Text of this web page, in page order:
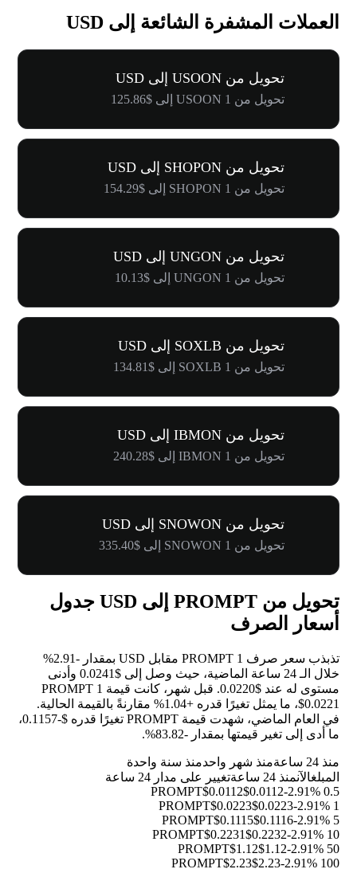
العملات المشفرة الشائعة إلى USD
تحويل من USOON إلى USD
تحويل من 1 USOON إلى $125.86
تحويل من SHOPON إلى USD
تحويل من 1 SHOPON إلى $154.29
تحويل من UNGON إلى USD
تحويل من 1 UNGON إلى $10.13
تحويل من SOXLB إلى USD
تحويل من 1 SOXLB إلى $134.81
تحويل من IBMON إلى USD
تحويل من 1 IBMON إلى $240.28
تحويل من SNOWON إلى USD
تحويل من 1 SNOWON إلى $335.40
تحويل من PROMPT إلى USD جدول
أسعار الصرف
تذبذب سعر صرف 1 PROMPT مقابل USD بمقدار
-2.91%
خلال الـ 24 ساعة الماضية، حيث وصل إلى $0.0241 وأدنى
مستوى له عند $0.0220. قبل شهر، كانت قيمة 1 PROMPT
$0.0221، ما يمثل تغيرًا قدره
+1.04%
مقارنةً بالقيمة الحالية.
في العام الماضي، شهدت قيمة PROMPT تغيرًا قدره $-0.1157،
ما أدى إلى تغير قيمتها بمقدار -83.82%
.
منذ 24 ساعة منذ شهر واحدمنذ سنة واحدة
المبلغالآنمنذ 24 ساعة
تغيير على مدار 24 ساعة
0.5 PROMPT
$0.0112$0.0112-2.91%
1 PROMPT
$0.0223$0.0223-2.91%
5 PROMPT
$0.1115$0.1116-2.91%
10 PROMPT
$0.2231$0.2232-2.91%
50 PROMPT
$1.12$1.12-2.91%
100 PROMPT
$2.23$2.23-2.91%